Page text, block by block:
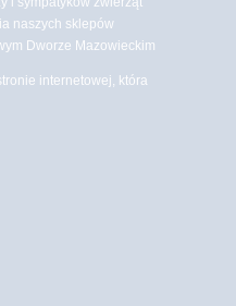
naszych sklepów
Dworze Mazowieckim
internetowej, która